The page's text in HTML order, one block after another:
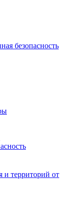
безопасность
и территорий от